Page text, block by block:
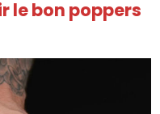
le bon poppers